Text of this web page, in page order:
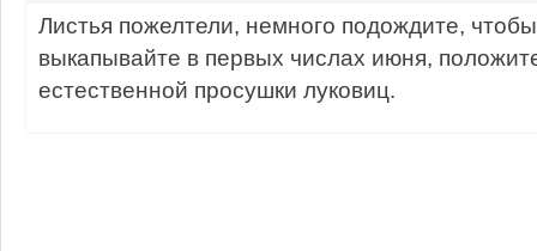
Листья пожелтели, немного подождите,
выкапывайте в первых числах июня,
естественной просушки луковиц.